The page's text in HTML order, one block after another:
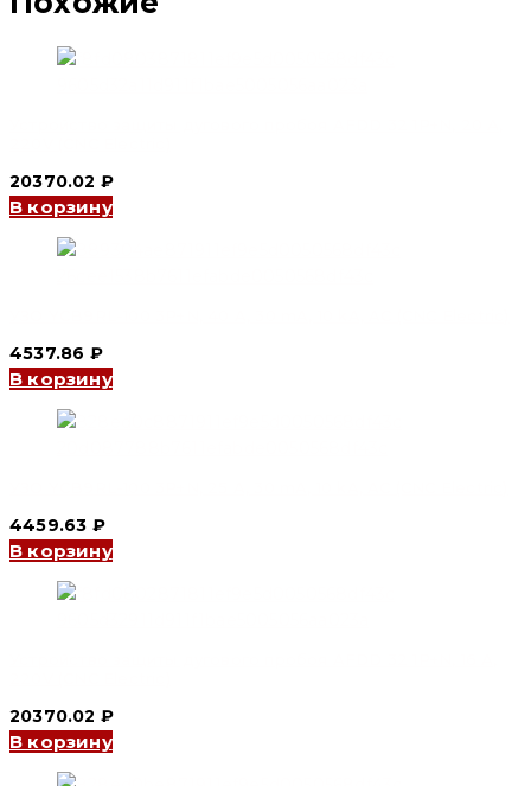
20370.02 ₽
В корзину
4537.86 ₽
В корзину
4459.63 ₽
В корзину
20370.02 ₽
В корзину